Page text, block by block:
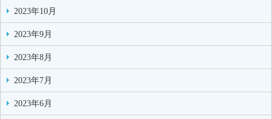
2023年10月
2023年9月
2023年8月
2023年7月
2023年6月